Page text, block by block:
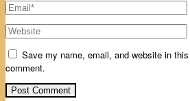
Save my name, email, and website in
comment.